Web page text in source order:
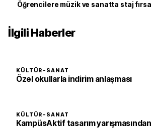
Öğrencilere müzik ve sanatta staj
İlgili Haberler
KÜLTÜR-SANAT
Özel okullarla indirim anlaşması
KÜLTÜR-SANAT
KampüsAktif tasarım yarışmasından